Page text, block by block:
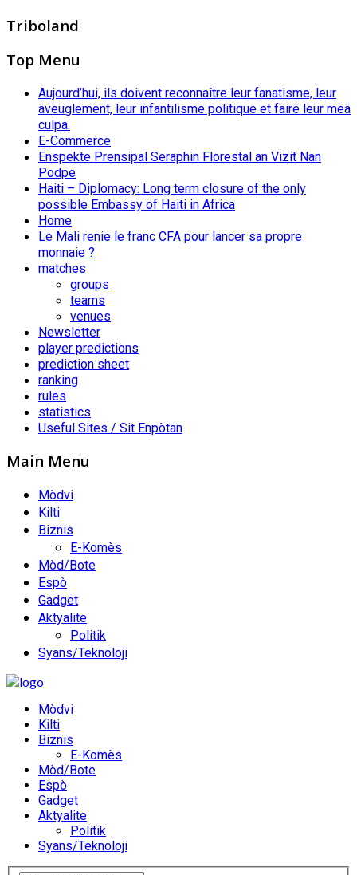
Triboland
Top Menu
Aujourd’hui, ils doivent reconnaître leur fanatisme, leur
aveuglement, leur infantilisme politique et faire leur mea
culpa.
E-Commerce
Enspekte Prensipal Seraphin Florestal an Vizit Nan
Podpe
Haiti – Diplomacy: Long term closure of the only
possible Embassy of Haiti in Africa
Home
Le Mali renie le franc CFA pour lancer sa propre
monnaie ?
matches
groups
teams
venues
Newsletter
player predictions
prediction sheet
ranking
rules
statistics
Useful Sites / Sit Enpòtan
Main Menu
Mòdvi
Kilti
Biznis
E-Komès
Mòd/Bote
Espò
Gadget
Aktyalite
Politik
Syans/Teknoloji
Mòdvi
Kilti
Biznis
E-Komès
Mòd/Bote
Espò
Gadget
Aktyalite
Politik
Syans/Teknoloji